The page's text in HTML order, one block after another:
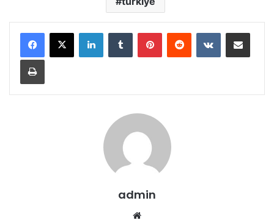
LinkedInTumblr PinterestReddit VKontakteE-Posta ile paylaş
Yazdır
admin